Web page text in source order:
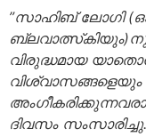
”സാഹിബ് ലോഗി
വിരുദ്ധമായ
വിശ്വാസങ്ങളെയും
ദിവസം